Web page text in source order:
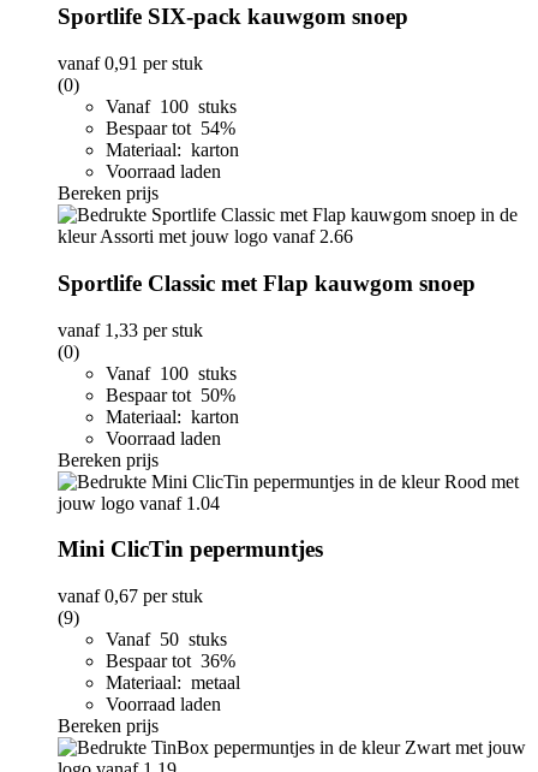
Sportlife SIX-pack kauwgom snoep
vanaf0,91 per stuk
(0)
Vanaf 100 stuks
Bespaar tot 54%
Materiaal: karton
Voorraad laden
Bereken prijs
Sportlife Classic met Flap kauwgom snoep
vanaf 1,33 per stuk
(0)
Vanaf 100 stuks
Bespaar tot 50%
Materiaal: karton
Voorraad laden
Bereken prijs
Mini ClicTin pepermuntjes
vanaf0,67 per stuk
(9)
Vanaf 50 stuks
Bespaar tot 36%
Materiaal: metaal
Voorraad laden
Bereken prijs